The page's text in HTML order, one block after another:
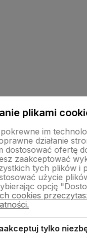
plikami
im
działanie
dostosować ofertę
zaakceptować
tych plików i
użycie
opcję
cookies
tylko